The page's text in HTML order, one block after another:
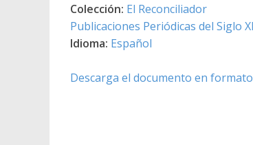
Colección: El Reconciliador
Publicaciones Periódicas del Siglo
Idioma: Español
Descarga el documento en